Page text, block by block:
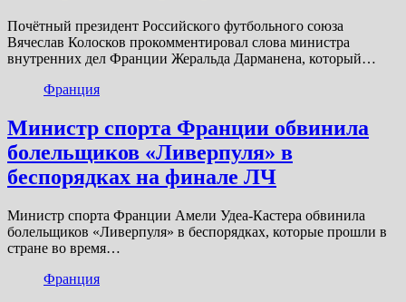
Почётный президент Российского футбольного союза
Вячеслав Колосков прокомментировал слова министра
внутренних дел Франции Жеральда Дарманена, который…
Франция
Министр спорта Франции обвинила
болельщиков «Ливерпуля» в
беспорядках на финале ЛЧ
Министр спорта Франции Амели Удеа-Кастера обвинила
болельщиков «Ливерпуля» в беспорядках, которые прошли в
стране во время…
Франция